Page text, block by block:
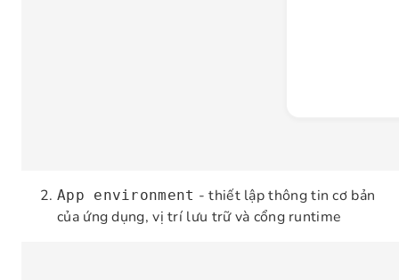
App environment - thiết lập thông tin cơ bản
của ứng dụng, vị trí lưu trữ và cổng runtime